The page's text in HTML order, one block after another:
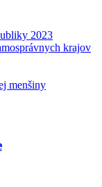
2023
krajov
menšiny